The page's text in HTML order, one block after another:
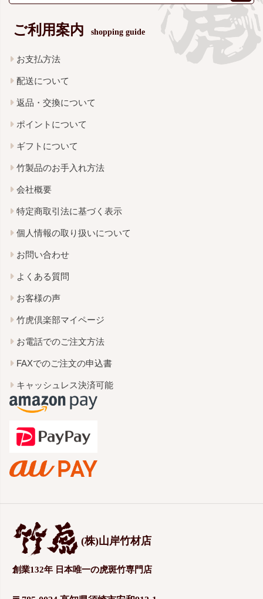
ご利用案内 shopping guide
お支払方法
配送について
返品・交換について
ポイントについて
ギフトについて
竹製品のお手入れ方法
会社概要
特定商取引法に基づく表示
個人情報の取り扱いについて
お問い合わせ
よくある質問
お客様の声
竹虎倶楽部マイページ
お電話でのご注文方法
FAXでのご注文の申込書
キャッシュレス決済可能
(株)山岸竹材店
創業132年 日本唯一の虎斑竹専門店